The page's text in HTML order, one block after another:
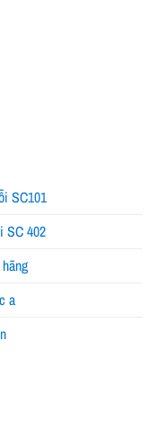
SC101
SC 402
a